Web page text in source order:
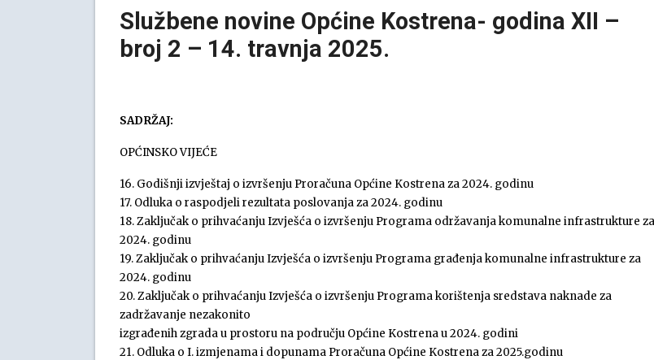
Službene novine Općine Kostrena- godina XII –
broj 2 – 14. travnja 2025.
SADRŽAJ:
OPĆINSKO VIJEĆE
16. Godišnji izvještaj o izvršenju Proračuna Općine Kostrena za 2024. godinu
17. Odluka o raspodjeli rezultata poslovanja za 2024. godinu
18. Zaključak o prihvaćanju Izvješća o izvršenju Programa održavanja komunalne infrastrukture za
2024. godinu
19. Zaključak o prihvaćanju Izvješća o izvršenju Programa građenja komunalne infrastrukture za
2024. godinu
20. Zaključak o prihvaćanju Izvješća o izvršenju Programa korištenja sredstava naknade za
zadržavanje nezakonito
izgrađenih zgrada u prostoru na području Općine Kostrena u 2024. godini
21. Odluka o I. izmjenama i dopunama Proračuna Općine Kostrena za 2025.godinu